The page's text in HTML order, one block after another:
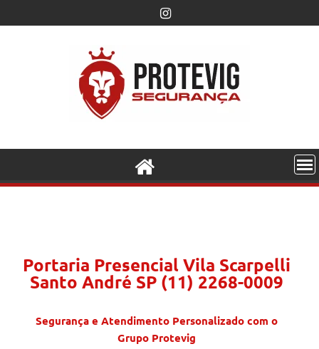
Portaria Presencial Vila Scarpelli
Santo André SP (11) 2268-0009
Segurança e Atendimento Personalizado com o
Grupo Protevig